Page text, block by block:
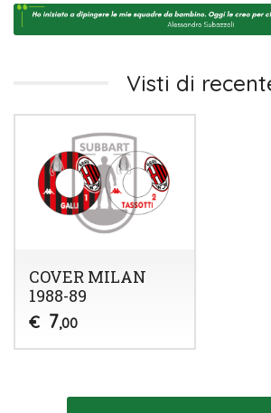
Visti di
COVER MILAN
1988-89
€ 7,00